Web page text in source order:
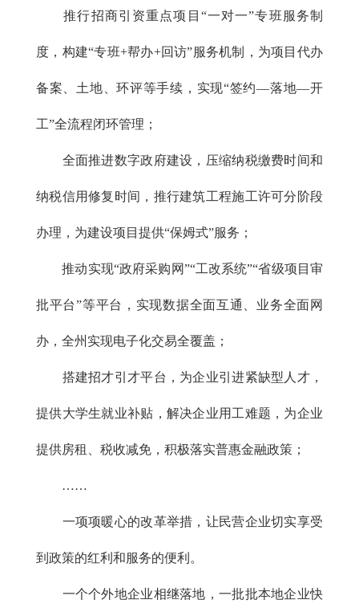
推行招商引资重点项目“一对一”专班服务制
度，构建“专班+帮办+回访”服务机制，为项目代办
备案、土地、环评等手续，实现“签约—落地—开
工”全流程闭环管理；
全面推进数字政府建设，压缩纳税缴费时间和
纳税信用修复时间，推行建筑工程施工许可分阶段
办理，为建设项目提供“保姆式”服务；
推动实现“政府采购网”“工改系统”“省级项目审
批平台”等平台，实现数据全面互通、业务全面网
办，全州实现电子化交易全覆盖；
搭建招才引才平台，为企业引进紧缺型人才，
提供大学生就业补贴，解决企业用工难题，为企业
提供房租、税收减免，积极落实普惠金融政策；
……
一项项暖心的改革举措，让民营企业切实享受
到政策的红利和服务的便利。
一个个外地企业相继落地，一批批本地企业快